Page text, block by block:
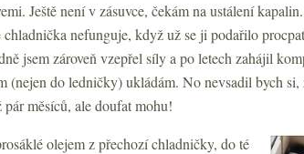
Ještě není v zásuvce, čekám na ustálení
chladnička nefunguje, když už se ji podařilo
jsem zároveň vzepřel síly a po letech zahájil
(nejen do ledničky) ukládám. No nevsadil bych si,
měsíců, ale doufat mohu!
olejem z přechozí chladničky, do té